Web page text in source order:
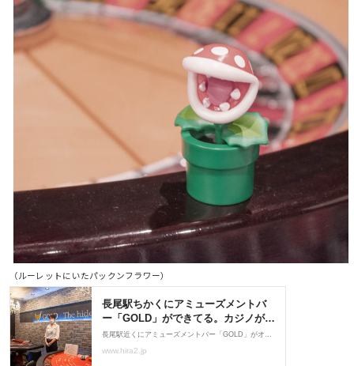
（ルーレットにいたパックンフラワー）